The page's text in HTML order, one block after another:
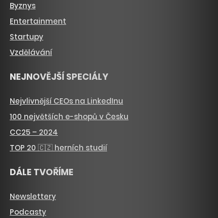
Byznys
Entertainment
Startupy
Vzdělávání
NEJNOVĚJŠÍ SPECIÁLY
Nejvlivnější CEOs na LinkedInu
100 největších e-shopů v Česku
CC25 – 2024
TOP 20 🇨🇿 herních studií
DÁLE TVOŘÍME
Newslettery
Podcasty